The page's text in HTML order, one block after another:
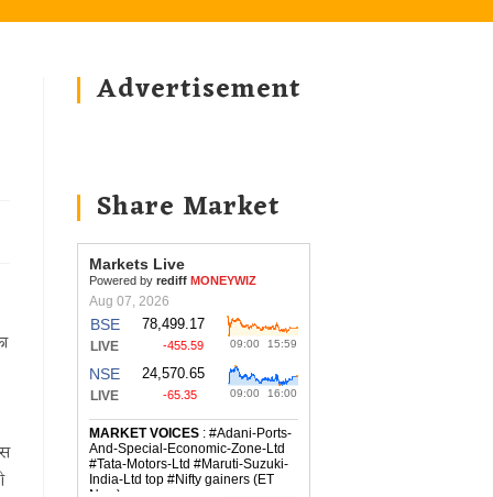
Advertisement
Share Market